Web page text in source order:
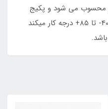
محسوب می شود و پکیج
این قطعه : SOIC-8 و در دمای 40- تا 85+ درجه کار میکند